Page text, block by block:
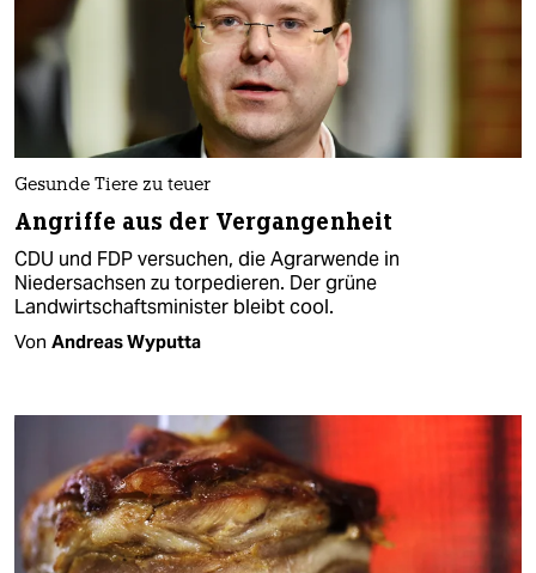
Gesunde Tiere zu teuer
Angriffe aus der Vergangenheit
CDU und FDP versuchen, die Agrarwende in
Niedersachsen zu torpedieren. Der grüne
Landwirtschaftsminister bleibt cool.
Von Andreas Wyputta